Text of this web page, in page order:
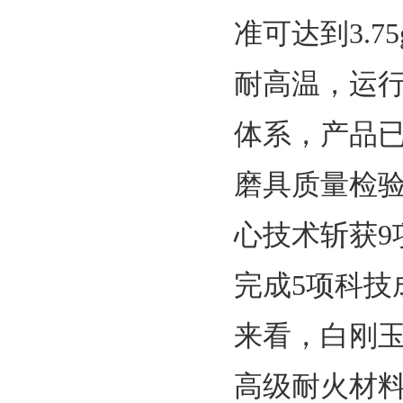
准可达到
耐高温，运
体系，产品
磨具质量检
心技术斩获9
完成5项科
来看，白刚
高级耐火材